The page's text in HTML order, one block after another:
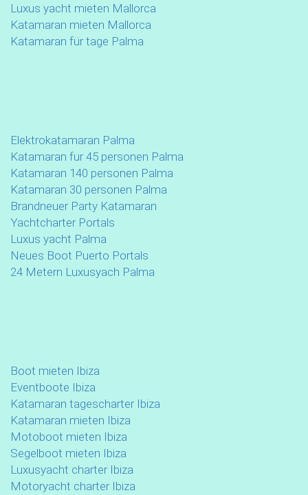
Luxus yacht mieten Mallorca
Katamaran mieten Mallorca
Katamaran für tage Palma
Elektrokatamaran Palma
Katamaran fur 45 personen Palma
Katamaran 140 personen Palma
Katamaran 30 personen Palma
Brandneuer Party Katamaran
Yachtcharter Portals
Luxus yacht Palma
Neues Boot Puerto Portals
24 Metern Luxusyach Palma
Boot mieten Ibiza
Eventboote Ibiza
Katamaran tagescharter Ibiza
Katamaran mieten Ibiza
Motoboot mieten Ibiza
Segelboot mieten Ibiza
Luxusyacht charter Ibiza
Motoryacht charter Ibiza